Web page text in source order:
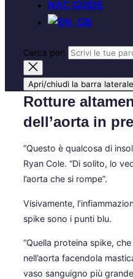
NAC GUIDE
Cerca per:
Apri/chiudi la barra
Rotture
dell’aorta in
“Questo è qualcosa di
Ryan Cole. “Di solito, lo
l’aorta che si rompe”.
Visivamente,
spike sono i punti blu.
“Quella proteina spike,
nell’aorta facendola
vaso sanguigno più